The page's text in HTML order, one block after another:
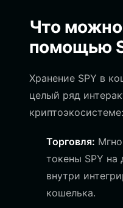
Что можно
помощью
Хранение SPY в
целый ряд
криптоэкосистеме:
Торговля:
токены SPY на
внутри
кошелька.